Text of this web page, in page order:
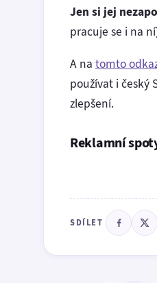
Jen si jej
pracuje se i na
A na tomto
používat i český
zlepšení.
Reklamní
SDÍLET